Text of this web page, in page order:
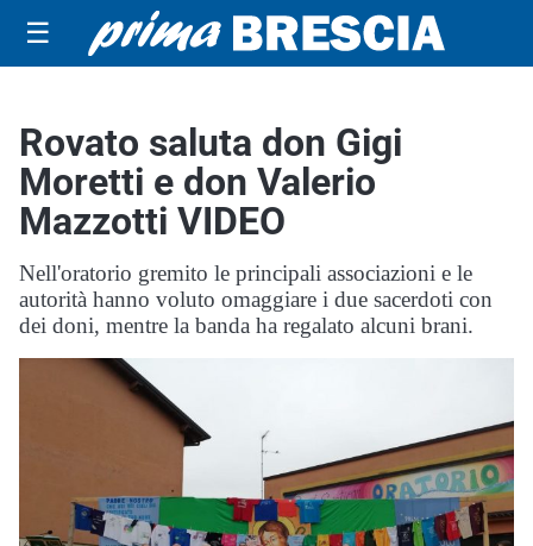
☰
Rovato saluta don Gigi
Moretti e don Valerio
Mazzotti VIDEO
Nell'oratorio gremito le principali associazioni e le
autorità hanno voluto omaggiare i due sacerdoti con
dei doni, mentre la banda ha regalato alcuni brani.